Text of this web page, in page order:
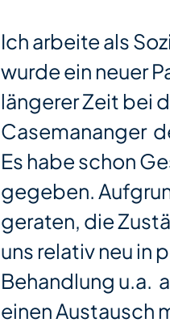
Ich arbeite als
wurde ein neuer
längerer Zeit bei
Casemananger
Es habe schon
gegeben.
geraten, die
uns relativ neu
Behandlung u.a.
einen Austausch